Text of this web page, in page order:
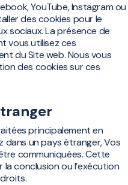
YouTube, Instagram ou
des cookies pour le
sociaux. La présence de
vous utilisez ces
du Site web. Nous vous
des cookies sur ces
principalement en
dans un pays étranger, Vos
communiquées. Cette
conclusion ou l’exécution